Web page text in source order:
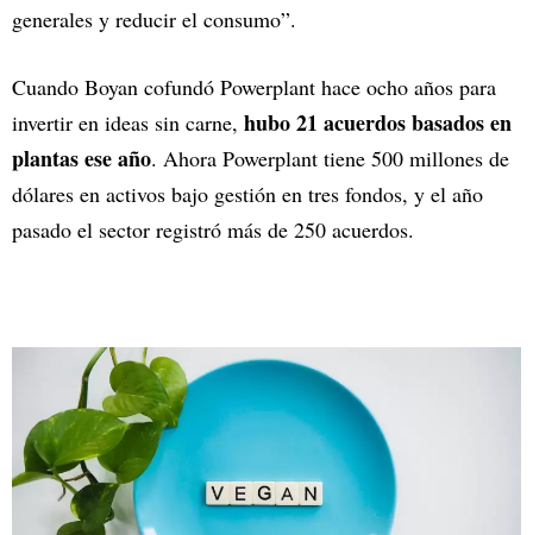
generales y reducir el consumo”.
Cuando Boyan cofundó Powerplant hace ocho años para
invertir en ideas sin carne, hubo 21 acuerdos basados en
plantas ese año. Ahora Powerplant tiene 500 millones de
dólares en activos bajo gestión en tres fondos, y el año
pasado el sector registró más de 250 acuerdos.